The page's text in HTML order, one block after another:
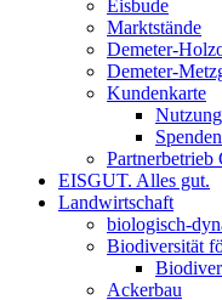
Eisbude
Marktstände
Demeter-
Demeter-
Kundenkarte
Partnerbetrieb
EISGUT. Alles gut.
Landwirtschaft
biologisch-
Biodiversität
Ackerbau